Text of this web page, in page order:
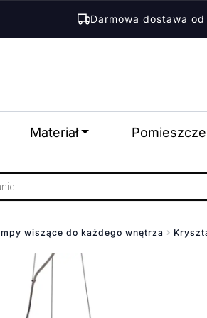
Darmowa dostawa od
Materiał
wiszące do każdego wnętrza